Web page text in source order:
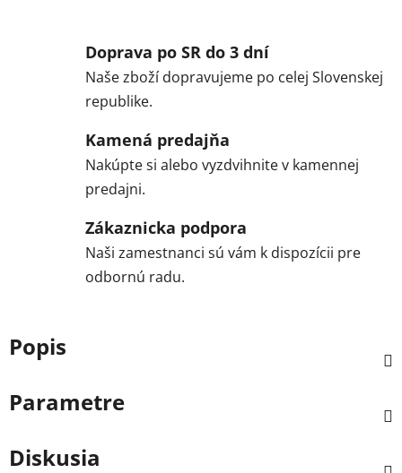
Doprava po SR do 3 dní
Naše zboží dopravujeme po celej Slovenskej
republike.
Kamená predajňa
Nakúpte si alebo vyzdvihnite v kamennej
predajni.
Zákaznicka podpora
Naši zamestnanci sú vám k dispozícii pre
odbornú radu.
Popis
Parametre
Diskusia